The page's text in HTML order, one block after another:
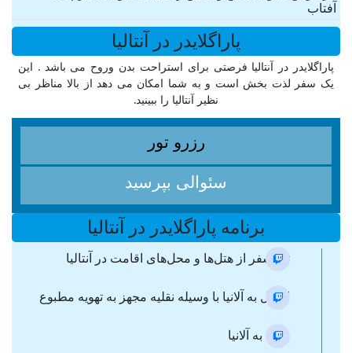
آفتاب
پاراگلایدر در آنتالیا
پاراگلایدر در آنتالیا فرصتی برای استراحت بدن وروح می باشد . این
یک سفر لذت بخش است و به شما امکان می دهد از بالا مناظر بی
نظیر آنتالیا را ببینید.
رزرو تور
سئوالی بپرسید
برنامه پاراگلایدر در آنتالیا
ترانسفر از هتل‌ها و محل‌های اقامت در آنتالیا
انتقال به آلانیا با وسیله نقلیه مجهز به تهویه مطبوع
ورود به آلانیا